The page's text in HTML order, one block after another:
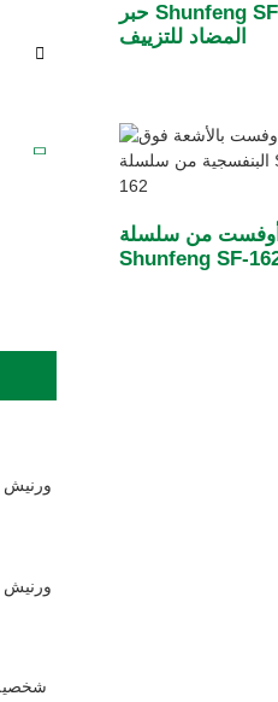
حبر Shunfeng SF-300S UV
المضاد للتزييف
أوفست من سلسلة
Shunfeng SF-